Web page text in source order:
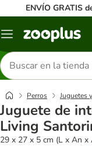
ENVÍO GRATIS
Menú
Buscar
productos
Perros Juguetes
Juguete de
Living
29 x 27 x 5 cm (L x An x